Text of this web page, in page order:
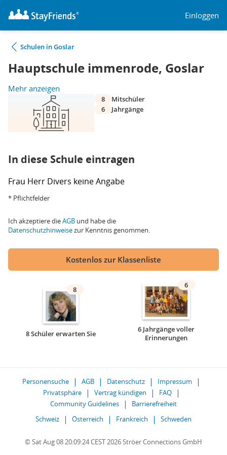
Einloggen
Schulen in Goslar
Hauptschule immenrode, Goslar
Mehr anzeigen
8
Mitschüler
6
Jahrgänge
In diese Schule eintragen
Frau Herr Divers keine Angabe
* Pflichtfelder
Ich akzeptiere dieAGB und habe die
Datenschutzhinweisezur Kenntnis genommen.
Kostenlos zur Klassenliste
8
8 Schüler erwarten Sie
6
6 Jahrgänge voller
Erinnerungen
Personensuche AGB Datenschutz
Impressum
Privatsphäre
Vertrag kündigen
FAQ
Community Guidelines
Barrierefreiheit
Schweiz
Österreich Frankreich Schweden
© Sat Aug 08 20:09:24 CEST 2026 Ströer Connections GmbH